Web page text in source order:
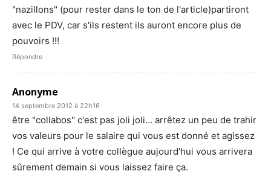
"nazillons" (pour rester dans le ton de l'article)partiront
avec le PDV, car s'ils restent ils auront encore plus de
pouvoirs !!!
Répondre
Anonyme
14 septembre 2012 à 22h16
être "collabos" c'est pas joli joli… arrêtez un peu de trahir
vos valeurs pour le salaire qui vous est donné et agissez
! Ce qui arrive à votre collègue aujourd'hui vous arrivera
sûrement demain si vous laissez faire ça.